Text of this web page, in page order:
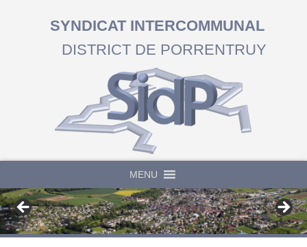
SYNDICAT INTERCOMMUNAL
DISTRICT DE PORRENTRUY
MENU